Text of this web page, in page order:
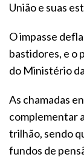
União e suas
O impasse
bastidores, e o
do Ministério
As chamadas
complementar
trilhão, sendo
fundos de